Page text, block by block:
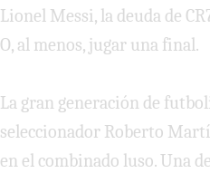
Lionel Messi, la deuda de
O, al menos, jugar una final.
La gran generación de
seleccionador Roberto
en el combinado luso. Una